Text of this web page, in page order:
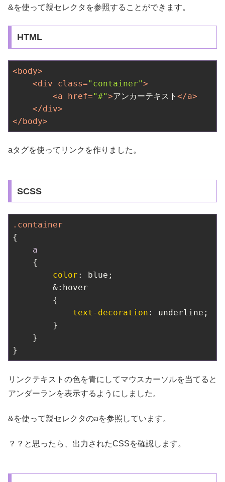
&を使って親セレクタを参照することができます。
HTML
<body>
<div class="container">
<a href="#">アンカーテキスト </a>
</div>
</body>
aタグを使ってリンクを作りました。
SCSS
.container
{
a
    {
color : blue;
        &:hover
        {
text-decoration : underline;
        }
    }
}
リンクテキストの色を青にしてマウスカーソルを当てると
アンダーランを表示するようにしました。
&を使って親セレクタのaを参照しています。
？？と思ったら、出力されたCSSを確認します。